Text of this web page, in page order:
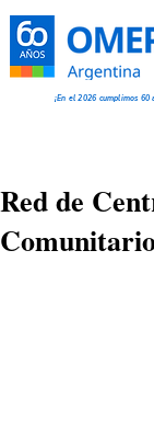
¡En el 2026 cumplimos
Red de